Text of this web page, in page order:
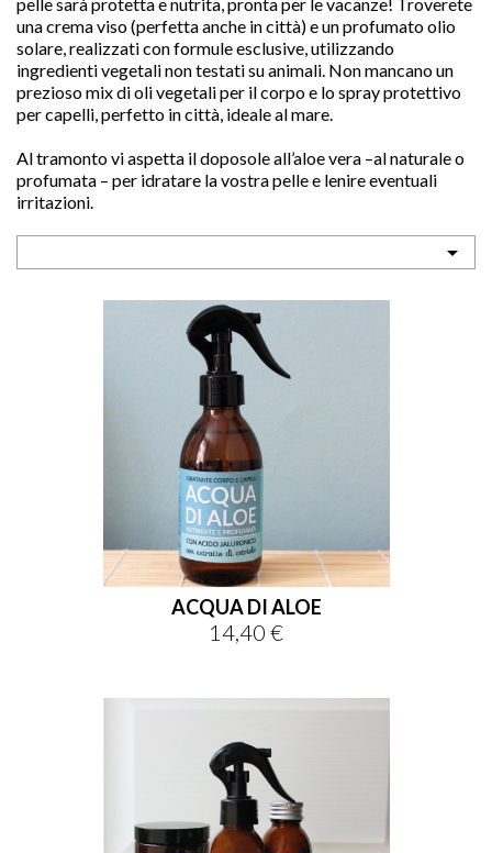

una crema viso (perfetta anche in città) e un profumato olio
solare, realizzati con formule esclusive, utilizzando
ingredienti vegetali non testati su animali. Non mancano un
prezioso mix di oli vegetali per il corpo e lo spray protettivo
per capelli, perfetto in città, ideale al mare.
Al tramonto vi aspetta il doposole all’aloe vera –al naturale o
profumata – per idratare la vostra pelle e lenire eventuali
irritazioni.

ACQUA DI ALOE
Prezzo
14,40 €